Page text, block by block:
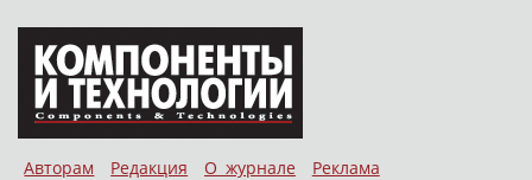
Авторам Редакция О журнале
Реклама